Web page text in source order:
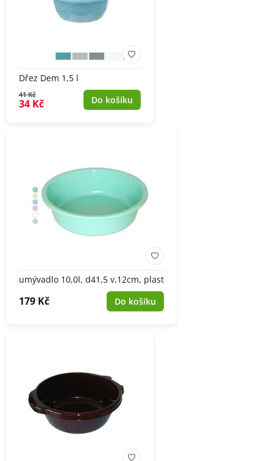
Dřez Dem 1,5 l
41 Kč
34 Kč Do košíku
umývadlo 10,0l, d41,5 v.12cm, plast
179 Kč Do košíku